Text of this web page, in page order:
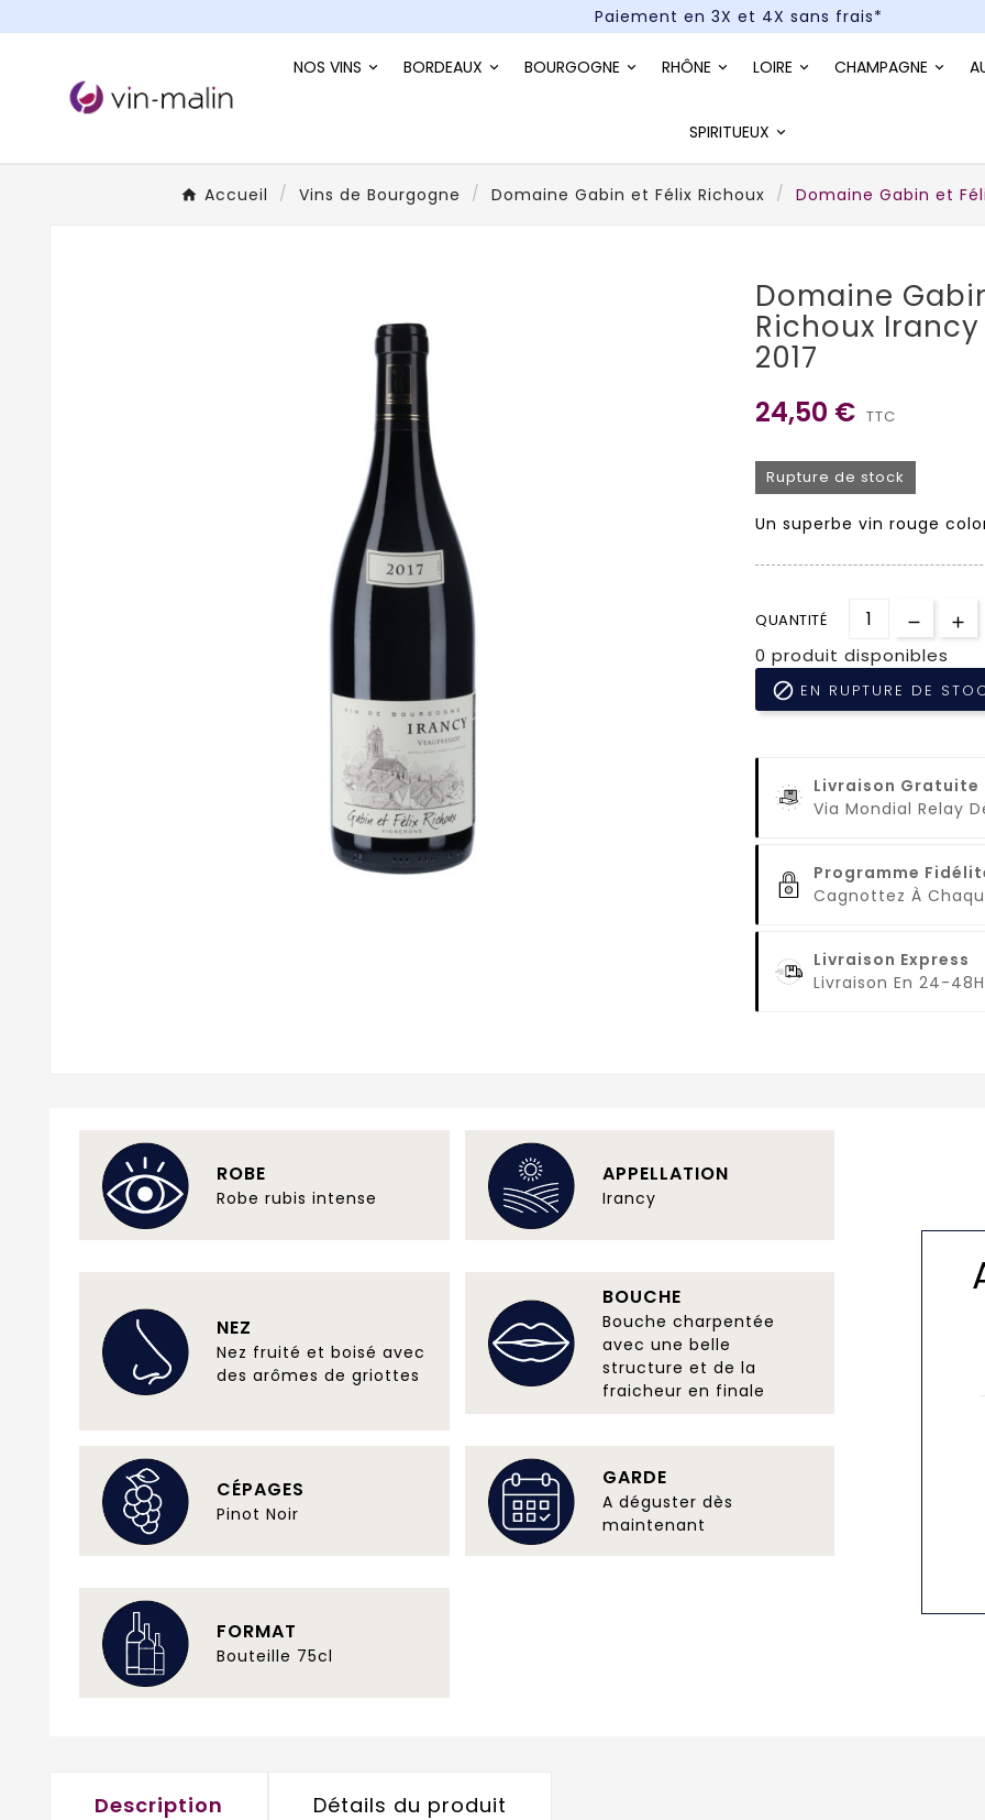
Paiement en 3X et 4X sans frais*
NOS VINS BORDEAUX BOURGOGNE RHÔNE LOIRE CHAMPAGNE
SPIRITUEUX
Accueil Vins de Bourgogne Domaine Gabin et Félix Richoux Domaine Gabin et
Domaine
Richoux
2017
24,50 € TTC
Rupture de stock
Un superbe vin rouge
QUANTITÉ
0 produit disponibles
 EN RUPTURE DE
Livraison Gratuite
Via Mondial Relay
Programme
Cagnottez À
Livraison Express
Livraison En 24-
ROBE
Robe rubis intense
APPELLATION
Irancy
NEZ
Nez fruité et boisé avec
des arômes de griottes
BOUCHE
Bouche charpentée
avec une belle
structure et de la
fraicheur en finale
CÉPAGES
Pinot Noir
GARDE
A déguster dès
maintenant
FORMAT
Bouteille 75cl
Description Détails du produit